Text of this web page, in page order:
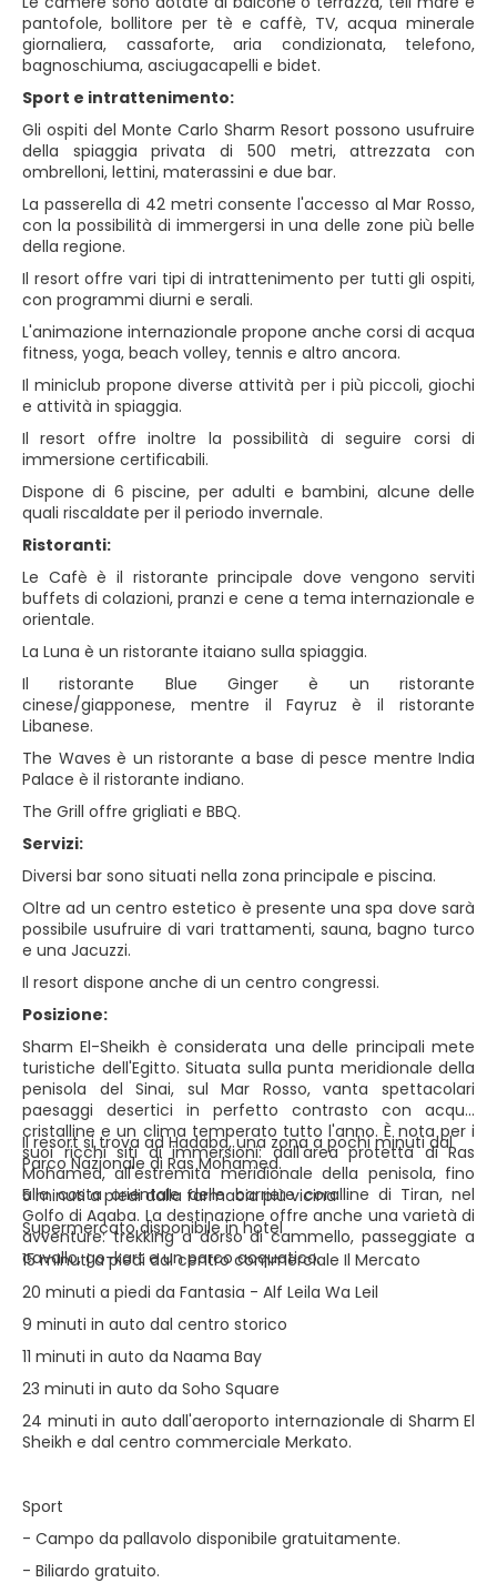
pantofole, bollitore per tè e caffè, TV, acqua minerale
giornaliera, cassaforte, aria condizionata, telefono,
bagnoschiuma, asciugacapelli e bidet.
Sport e intrattenimento:
Gli ospiti del Monte Carlo Sharm Resort possono usufruire
della spiaggia privata di 500 metri, attrezzata con
ombrelloni, lettini, materassini e due bar.
La passerella di 42 metri consente l'accesso al Mar Rosso,
con la possibilità di immergersi in una delle zone più belle
della regione.
Il resort offre vari tipi di intrattenimento per tutti gli ospiti,
con programmi diurni e serali.
L'animazione internazionale propone anche corsi di acqua
fitness, yoga, beach volley, tennis e altro ancora.
Il miniclub propone diverse attività per i più piccoli, giochi
e attività in spiaggia.
Il resort offre inoltre la possibilità di seguire corsi di
immersione certificabili.
Dispone di 6 piscine, per adulti e bambini, alcune delle
quali riscaldate per il periodo invernale.
Ristoranti:
Le Cafè è il ristorante principale dove vengono serviti
buffets di colazioni, pranzi e cene a tema internazionale e
orientale.
La Luna è un ristorante itaiano sulla spiaggia.
Il ristorante Blue Ginger è un ristorante
cinese/giapponese, mentre il Fayruz è il ristorante
Libanese.
The Waves è un ristorante a base di pesce mentre India
Palace è il ristorante indiano.
The Grill offre grigliati e BBQ.
Servizi:
Diversi bar sono situati nella zona principale e piscina.
Oltre ad un centro estetico è presente una spa dove sarà
possibile usufruire di vari trattamenti, sauna, bagno turco
e una Jacuzzi.
Il resort dispone anche di un centro congressi.
Posizione:
Sharm El-Sheikh è considerata una delle principali mete
turistiche dell'Egitto. Situata sulla punta meridionale della
penisola del Sinai, sul Mar Rosso, vanta spettacolari
paesaggi desertici in perfetto contrasto con acque
cristalline e un clima temperato tutto l'anno. È nota per i
suoi ricchi siti di immersioni: dall'area protetta di Ras
Mohamed, all'estremità meridionale della penisola, fino
alla costa orientale delle barriere coralline di Tiran, nel
Golfo di Aqaba. La destinazione offre anche una varietà di
avventure: trekking a dorso di cammello, passeggiate a
cavallo, go-kart e un parco acquatico.
Il resort si trova ad Hadaba, una zona a pochi minuti dal
Parco Nazionale di Ras Mohamed.
5 minuti a piedi dalla farmacia più vicina
Supermercato disponibile in hotel
15 minuti a piedi dal centro commerciale Il Mercato
20 minuti a piedi da Fantasia - Alf Leila Wa Leil
9 minuti in auto dal centro storico
11 minuti in auto da Naama Bay
23 minuti in auto da Soho Square
24 minuti in auto dall'aeroporto internazionale di Sharm El
Sheikh e dal centro commerciale Merkato.
Sport
- Campo da pallavolo disponibile gratuitamente.
- Biliardo gratuito.